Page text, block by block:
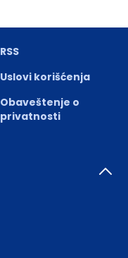
RSS
Uslovi korišćenja
Obaveštenje o
privatnosti